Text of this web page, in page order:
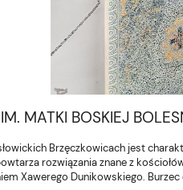
MATKI BOSKIEJ
Brzęczkowicach jest
rozwiązania znane z
Xawerego Dunikowskiego.